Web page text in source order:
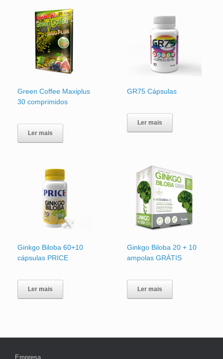
Green Coffee Maxiplus
30 comprimidos
Ler mais
GR75 Cápsulas
Ler mais
Ginkgo Biloba 60+10
cápsulas PRICE
Ler mais
Ginkgo Biloba 20 + 10
ampolas GRÁTIS
Ler mais
Empresa